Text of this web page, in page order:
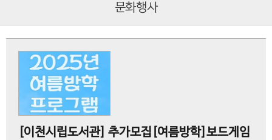
c
도서관서비스
도서대출/반납/예약
전자책(E-BOOK)
책두레서비스
문화행사
도서관 일정
문화행사
2025 이천이책
참여마당
공지사항
묻고답하기
프로그램 참여후기
나만의도서관
개인공지
나의현황
희망도서신청
도서관 소개
회원가입
시설 및 이용시간 안내
자료현황
문화행사
[이천시립도서관] 추가모집[여름방학]보드게임